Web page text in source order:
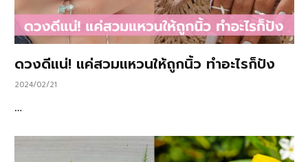
ดวงดีแน่! แค่สวมแหวนให้ถูกนิ้ว ทำอะไรก็ปัง
2024/02/21
…